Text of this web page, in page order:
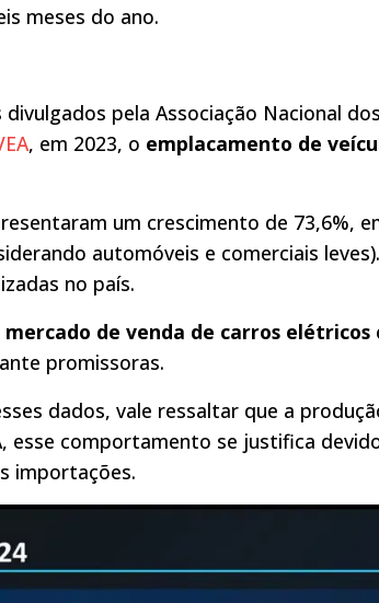
meses do ano.
pela Associação Nacional
, em 2023, o emplacamento de
um crescimento de 73,6%,
automóveis e comerciais
no país.
mercado de venda de carros elétricos
promissoras.
dados, vale ressaltar que a
esse comportamento se justifica
importações.